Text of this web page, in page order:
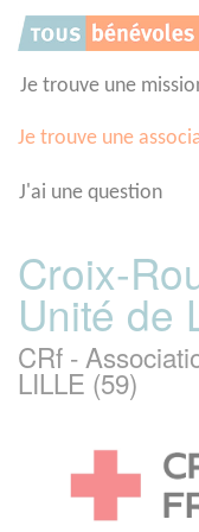
Je trouve une
Je trouve une
J'ai une question
Croix-
Unité de
CRf -
LILLE (59)
Panneau de gestion des